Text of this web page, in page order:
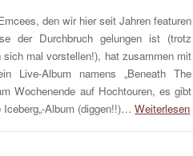
den wir hier seit Jahren featuren
der Durchbruch gelungen ist (trotz
mal vorstellen!), hat zusammen mit
Live-Album namens „Beneath The
Wochenende auf Hochtouren, es gibt
Iceberg„-Album (diggen!!)…Weiterlesen